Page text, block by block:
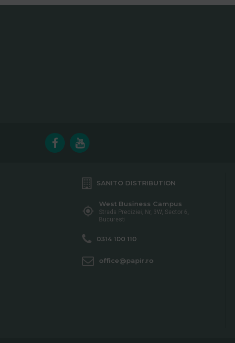
SANITO DISTRIBUTION
West Business Campus
Strada Preciziei, Nr, 3W, Sector 6,
Bucuresti
0314 100 110
office@papir.ro